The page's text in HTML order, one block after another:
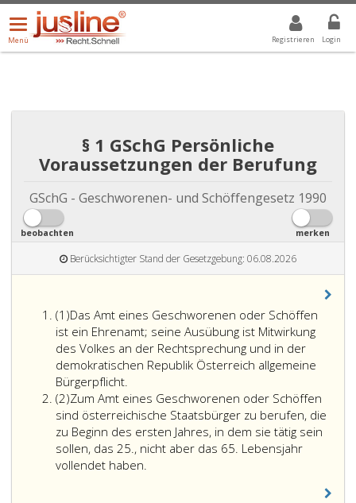
Registrieren Login
Menü
öffnen/schließen
Menü
ALLE DROPDOWN: GEWÄHLTER WERT IST ALLE
§ 1 GSchG Persönliche
Voraussetzungen der Berufung
GSchG - Geschworenen- und Schöffengesetz 1990
beobachten merken
Berücksichtigter Stand der Gesetzgebung: 06.08.2026
(1)Absatz
eins
Das Amt eines Geschworenen oder Schöffen
ist ein Ehrenamt; seine Ausübung ist Mitwirkung
des Volkes an der Rechtsprechung und in der
demokratischen Republik Österreich allgemeine
Bürgerpflicht.
(2)Absatz
2
Zum Amt eines Geschworenen oder Schöffen
sind österreichische Staatsbürger zu berufen, die
zu Beginn des ersten Jahres, in dem sie tätig sein
sollen, das 25., nicht aber das 65. Lebensjahr
vollendet haben.